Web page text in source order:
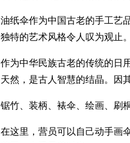
油纸伞作为中国古老的手工艺
独特的艺术风格令人叹为观止。
作为中华民族古老的传统的日
天然，是古人智慧的结晶。因
锯竹、装柄、裱伞、绘画、刷
在这里，营员可以自己动手画